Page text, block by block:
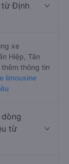
từ Định
xe
Hiệp, Tân
thông tin
limousine
từ